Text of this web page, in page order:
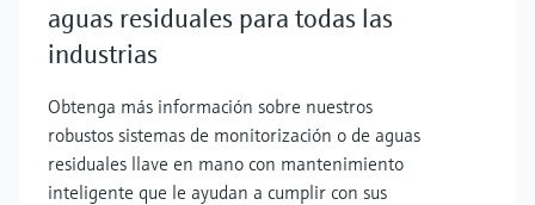
aguas residuales para todas las
industrias
Obtenga más información sobre nuestros
robustos sistemas de monitorización o de aguas
residuales llave en mano con mantenimiento
inteligente que le ayudan a cumplir con sus